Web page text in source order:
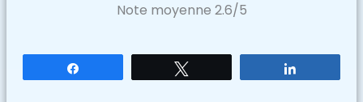
Note moyenne 2.6/5